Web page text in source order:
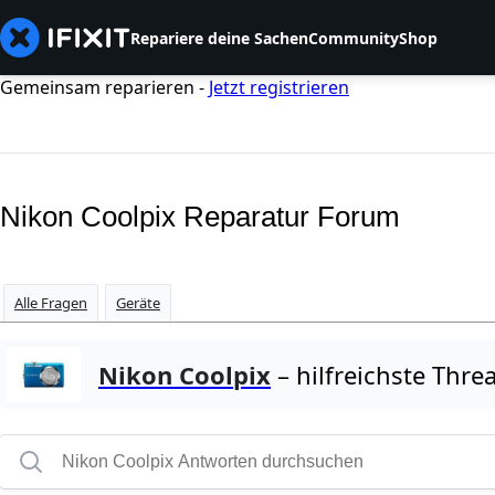
Repariere deine SachenCommunityShop
Gemeinsam reparieren - Jetzt registrieren
Nikon Coolpix Reparatur Forum
Alle Fragen Geräte
Nikon Coolpix – hilfreichste